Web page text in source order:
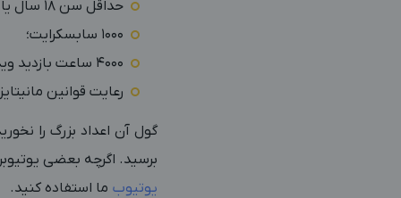
حداقل سن 18 سال یا اجازه والدین؛
1000 سابسکرایت؛
4000 ساعت بازدید ویدیوهای بلند یا 10 میلیون بازدید ویدیوهای کوتاه؛
رعایت قوانین
برسید. اگرچه بعضی
یوتیوب ما استفاده کنید.